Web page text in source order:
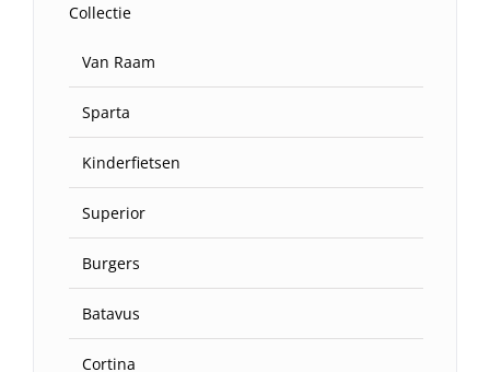
Collectie
Van Raam
Sparta
Kinderfietsen
Superior
Burgers
Batavus
Cortina